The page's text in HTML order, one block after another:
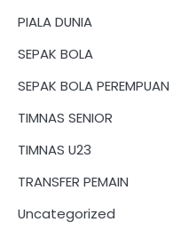
PIALA DUNIA
SEPAK BOLA
SEPAK BOLA PEREMPUAN
TIMNAS SENIOR
TIMNAS U23
TRANSFER PEMAIN
Uncategorized